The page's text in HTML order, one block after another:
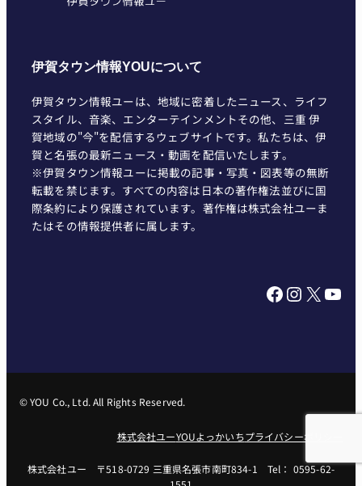
伊賀タウン情報YOUについて
伊賀タウン情報ユーは、地域に密着したニュース、ライフ
スタイル、音楽、エンターテインメントその他、三重 伊
賀地域の"今"を配信するウェブサイトです。私たちは、伊
賀と名張の最新ニュース・動画を配信いたします。
※伊賀タウン情報ユーに掲載の記事・写真・図表等の無断
転載を禁じます。すべての内容は日本の著作権法並びに国
際条約により保護されています。著作権は株式会社ユーま
たはその情報提供者に属します。
Facebook InstagramX YouTube
© YOU Co., Ltd. All Rights Reserved.
株式会社ユーYOUよっかいちプライバシーポリシー
株式会社ユー 〒518-0729 三重県名張市南町834-1 Tel： 0595-62-